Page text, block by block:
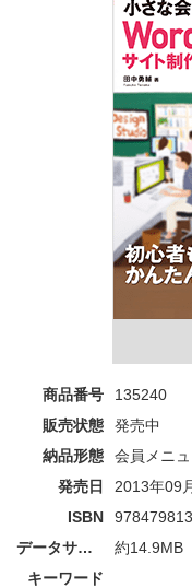
商品番号
135240
販売状態
発売中
納品形態
会員メニ
発売日
2013年09
ISBN
データサイズ
約14.9MB
キーワード